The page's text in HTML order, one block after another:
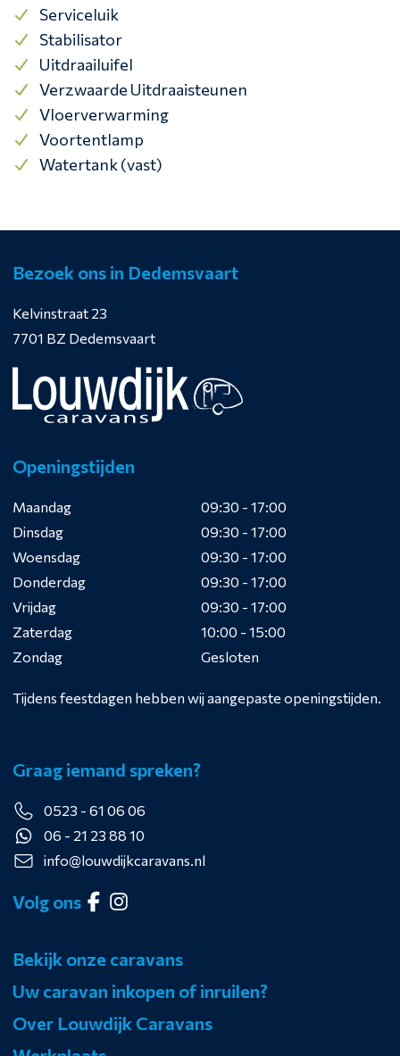
Serviceluik
Stabilisator
Uitdraailuifel
Verzwaarde Uitdraaisteunen
Vloerverwarming
Voortentlamp
Watertank (vast)
Bezoek ons in Dedemsvaart
Kelvinstraat 23
7701 BZ Dedemsvaart
Openingstijden
Maandag
09:30 - 17:00
Dinsdag
09:30 - 17:00
Woensdag
09:30 - 17:00
Donderdag
09:30 - 17:00
Vrijdag
09:30 - 17:00
Zaterdag
10:00 - 15:00
Zondag
Gesloten
Tijdens feestdagen hebben wij aangepaste openingstijden.
Graag iemand spreken?
0523 - 61 06 06
06 - 21 23 88 10
info@louwdijkcaravans.nl
Volg ons
Bekijk onze caravans
Uw caravan inkopen of inruilen?
Over Louwdijk Caravans